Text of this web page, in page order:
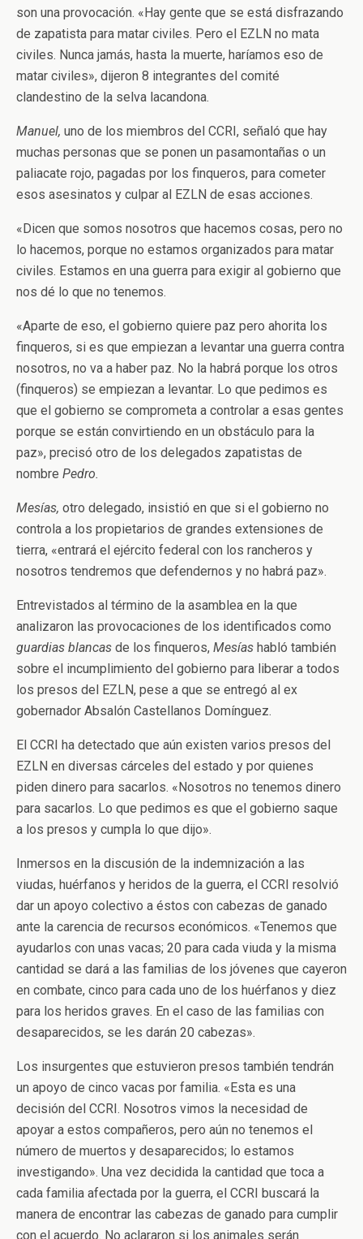
son una provocación. «Hay gente que se está disfrazando
de zapatista para matar civiles. Pero el EZLN no mata
civiles. Nunca jamás, hasta la muerte, haríamos eso de
matar civiles», dijeron 8 integrantes del comité
clandestino de la selva lacandona.
Manuel, uno de los miembros del CCRI, señaló que hay
muchas personas que se ponen un pasamontañas o un
paliacate rojo, pagadas por los finqueros, para cometer
esos asesinatos y culpar al EZLN de esas acciones.
«Dicen que somos nosotros que hacemos cosas, pero no
lo hacemos, porque no estamos organizados para matar
civiles. Estamos en una guerra para exigir al gobierno que
nos dé lo que no tenemos.
«Aparte de eso, el gobierno quiere paz pero ahorita los
finqueros, si es que empiezan a levantar una guerra contra
nosotros, no va a haber paz. No la habrá porque los otros
(finqueros) se empiezan a levantar. Lo que pedimos es
que el gobierno se comprometa a controlar a esas gentes
porque se están convirtiendo en un obstáculo para la
paz», precisó otro de los delegados zapatistas de
nombre Pedro.
Mesías, otro delegado, insistió en que si el gobierno no
controla a los propietarios de grandes extensiones de
tierra, «entrará el ejército federal con los rancheros y
nosotros tendremos que defendernos y no habrá paz».
Entrevistados al término de la asamblea en la que
analizaron las provocaciones de los identificados como
guardias blancas de los finqueros, Mesías habló también
sobre el incumplimiento del gobierno para liberar a todos
los presos del EZLN, pese a que se entregó al ex
gobernador Absalón Castellanos Domínguez.
El CCRI ha detectado que aún existen varios presos del
EZLN en diversas cárceles del estado y por quienes
piden dinero para sacarlos. «Nosotros no tenemos dinero
para sacarlos. Lo que pedimos es que el gobierno saque
a los presos y cumpla lo que dijo».
Inmersos en la discusión de la indemnización a las
viudas, huérfanos y heridos de la guerra, el CCRI resolvió
dar un apoyo colectivo a éstos con cabezas de ganado
ante la carencia de recursos económicos. «Tenemos que
ayudarlos con unas vacas; 20 para cada viuda y la misma
cantidad se dará a las familias de los jóvenes que cayeron
en combate, cinco para cada uno de los huérfanos y diez
para los heridos graves. En el caso de las familias con
desaparecidos, se les darán 20 cabezas».
Los insurgentes que estuvieron presos también tendrán
un apoyo de cinco vacas por familia. «Esta es una
decisión del CCRI. Nosotros vimos la necesidad de
apoyar a estos compañeros, pero aún no tenemos el
número de muertos y desaparecidos; lo estamos
investigando». Una vez decidida la cantidad que toca a
cada familia afectada por la guerra, el CCRI buscará la
manera de encontrar las cabezas de ganado para cumplir
con el acuerdo. No aclararon si los animales serán